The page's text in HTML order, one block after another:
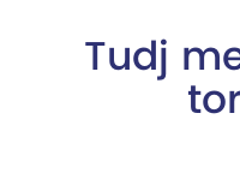
Tudj